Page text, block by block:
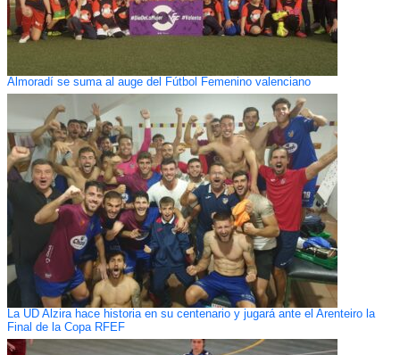
Almoradí se suma al auge del Fútbol Femenino valenciano
La UD Alzira hace historia en su centenario y jugará ante el Arenteiro la
Final de la Copa RFEF